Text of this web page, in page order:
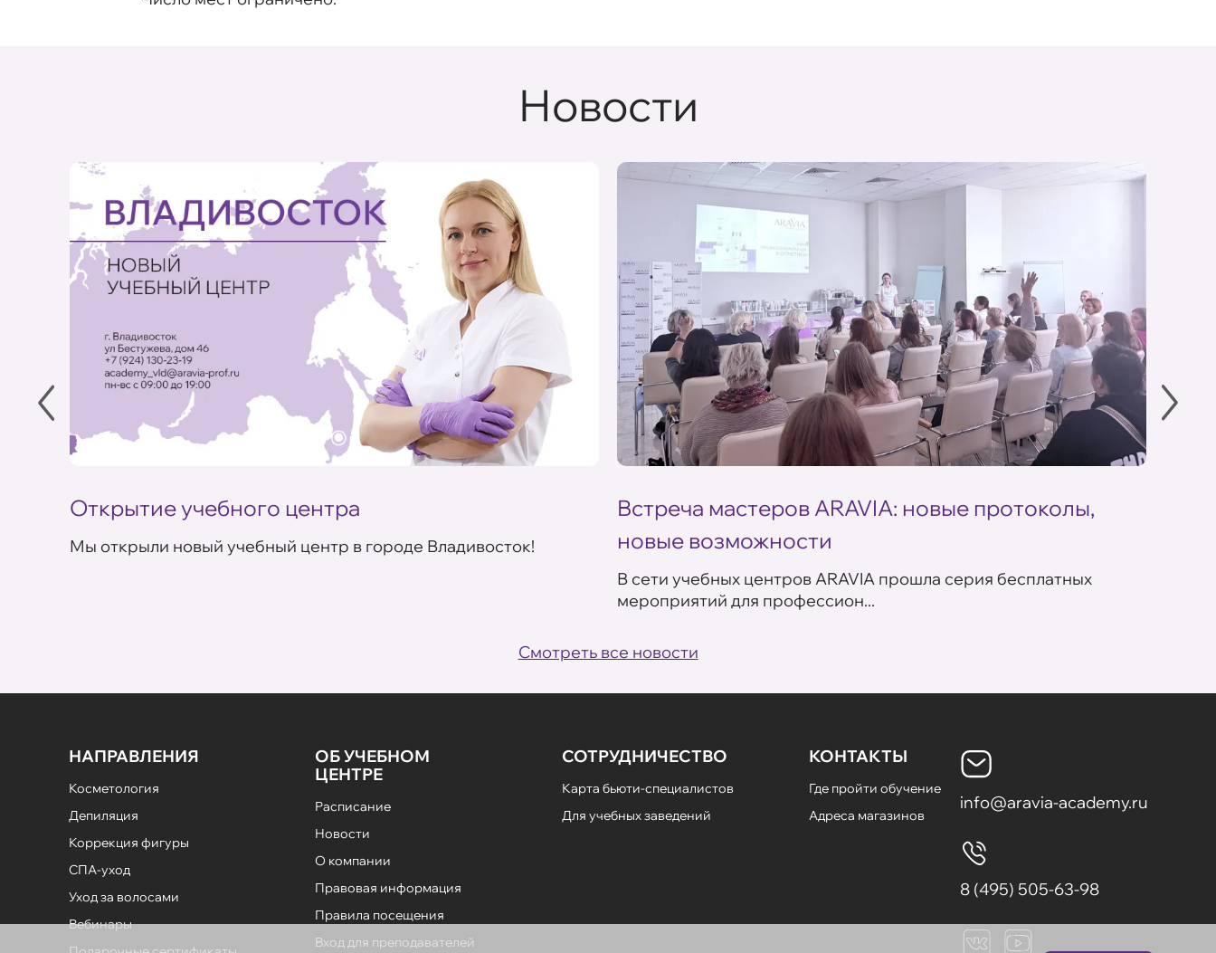
Новости
Открытие учебного центра
Мы открыли новый учебный центр в городе Владивосток!
Встреча мастеров ARAVIA: новые протоколы,
новые возможности
В сети учебных центров ARAVIA прошла серия бесплатных
мероприятий для профессион...
Смотреть все новости
НАПРАВЛЕНИЯ
Косметология
Депиляция
Коррекция фигуры
СПА-уход
Уход за волосами
Вебинары
ОБ УЧЕБНОМ
ЦЕНТРЕ
Расписание
Новости
О компании
Правовая информация
Правила посещения
Вход для преподавателей
СОТРУДНИЧЕСТВО
Карта бьюти-специалистов
Для учебных заведений
КОНТАКТЫ
Где пройти обучение
Адреса магазинов
info@aravia-academy.ru
8 (495) 505-63-98